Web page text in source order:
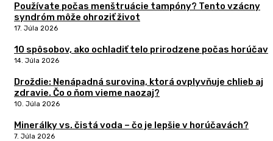
Používate počas menštruácie tampóny? Tento vzácny
syndróm môže ohroziť život
17. Júla 2026
10 spôsobov, ako ochladiť telo prirodzene počas horúčav
14. Júla 2026
Droždie: Nenápadná surovina, ktorá ovplyvňuje chlieb aj
zdravie. Čo o ňom vieme naozaj?
10. Júla 2026
Minerálky vs. čistá voda – čo je lepšie v horúčavách?
7. Júla 2026